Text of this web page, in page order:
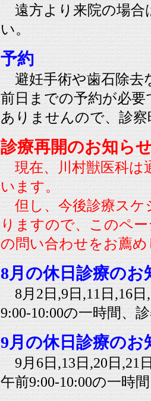
遠方より来院の場合
い。
予約
避妊手術や歯石除去
前日までの予約が必
ありませんので、診
診療再開のお知ら
現在、川村獣医科は
います。
但し、今後診療スケ
りますので、このペ
の問い合わせをお薦
8月の休日診療のお
8月2日,9日,11日,16日
9:00-10:00の一時間、
9月の休日診療のお
9月6日,13日,20日,21
午前9:00-10:00の一時